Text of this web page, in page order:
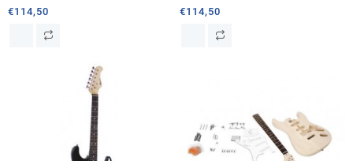
white
€114,50
sunburst
€114,50